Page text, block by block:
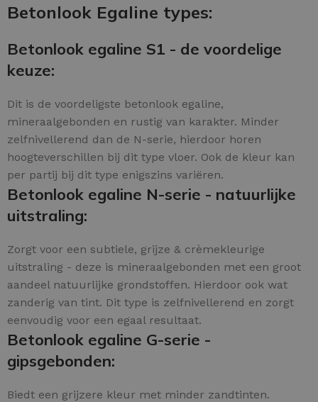
Betonlook Egaline types:
Betonlook egaline S1 - de voordelige
keuze:
Dit is de voordeligste betonlook egaline,
mineraalgebonden en rustig van karakter. Minder
zelfnivellerend dan de N-serie, hierdoor horen
hoogteverschillen bij dit type vloer. Ook de kleur kan
per partij bij dit type enigszins variëren.
Betonlook egaline N-serie - natuurlijke
uitstraling:
Zorgt voor een subtiele, grijze & crèmekleurige
uitstraling - deze is mineraalgebonden met een groot
aandeel natuurlijke grondstoffen. Hierdoor ook wat
zanderig van tint. Dit type is zelfnivellerend en zorgt
eenvoudig voor een egaal resultaat.
Betonlook egaline G-serie -
gipsgebonden:
Biedt een grijzere kleur met minder zandtinten.